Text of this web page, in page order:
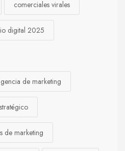
comerciales virales
digital 2025
de marketing
de marketing